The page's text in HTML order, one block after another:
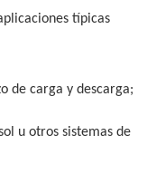
típicas
de carga y descarga;
u otros sistemas de